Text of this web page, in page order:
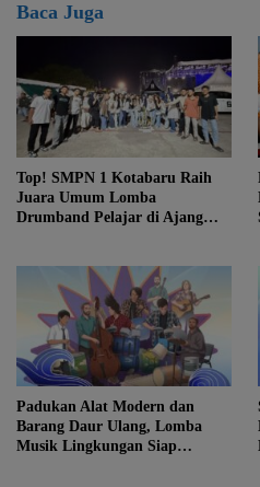
Baca Juga
Top! SMPN 1 Kotabaru Raih
Juara Umum Lomba
Drumband Pelajar di Ajang
Padukan Alat Modern dan
Barang Daur Ulang, Lomba
Musik Lingkungan Siap